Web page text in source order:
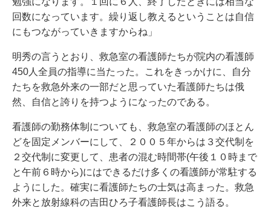
回数になっています。繰り返し教えるということは自信
にもつながっていきますからね」
明秀の言うとおり、救急室の看護師たちが院内の看護師
450人全員の指導に当たった。これをきっかけに、自分
たちを救急外来の一部だと思っていた看護師たちは俄
然、自信と誇りを持つようになったのである。
看護師の勤務体制についても、救急室の看護師のほとん
どを固定メンバーにして、２００５年からは３交代制を
２交代制に変更して、患者の混む時間帯(午後１０時まで
と午前６時から)にはできるだけ多くの看護師が常駐する
ようにした。確実に看護師たちの士気は高まった。救急
外来と放射線科の吉田ひろ子看護師長はこう語る。